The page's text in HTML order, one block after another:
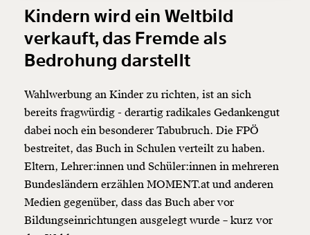
Du erhältst eine E-Mail mit deiner
Geschenkurkunde im PDF-Format, welche Du
ausdrucken oder weiterleiten und verschenken
kannst.
Weiter
1/3
Kindern wird ein Weltbild
verkauft, das Fremde als
Bedrohung darstellt
Wahlwerbung an Kinder zu richten, ist an sich
bereits fragwürdig - derartig radikales Gedankengut
dabei noch ein besonderer Tabubruch. Die FPÖ
bestreitet, das Buch in Schulen verteilt zu haben.
Eltern, Lehrer:innen und Schüler:innen in mehreren
Bundesländern erzählen MOMENT.at und anderen
Medien gegenüber, dass das Buch aber vor
Bildungseinrichtungen ausgelegt wurde – kurz vor